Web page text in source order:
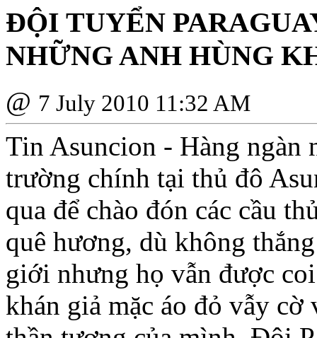
ÐỘI TUYỂN
NHỮNG ANH HÙNG
@ 7 July 2010 11:32 AM
Tin Asuncion - Hàng ngàn
trường chính tại thủ đô
qua để chào đón các cầu
quê hương, dù không
giới nhưng họ vẫn được
khán giả mặc áo đỏ vẫy cờ